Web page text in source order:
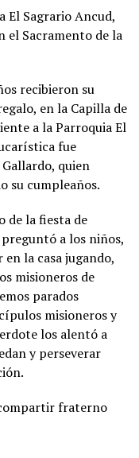
El Sagrario Ancud,
el Sacramento de la
recibieron su
en la Capilla de
a la Parroquia El
fue
quien
su cumpleaños.
de la fiesta de
a los niños,
en la casa jugando,
misioneros de
parados
misioneros y
los alentó a
y perseverar
fraterno